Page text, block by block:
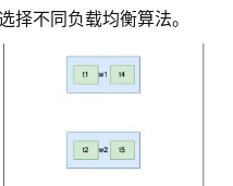
择不同负载均衡算法。